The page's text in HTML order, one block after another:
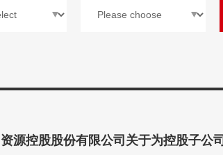
源控股股份有限公司关于为控股子公司